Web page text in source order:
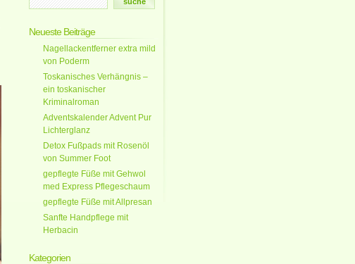
Neueste Beiträge
Nagellackentferner extra mild
von Poderm
Toskanisches Verhängnis –
ein toskanischer
Kriminalroman
Adventskalender Advent Pur
Lichterglanz
Detox Fußpads mit Rosenöl
von Summer Foot
gepflegte Füße mit Gehwol
med Express Pflegeschaum
gepflegte Füße mit Allpresan
Sanfte Handpflege mit
Herbacin
Kategorien